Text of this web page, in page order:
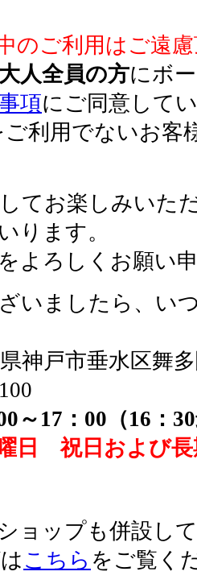
のご利用はご遠
人全員の方にボ
項にご同意して
ご利用でないお客
てお楽しみいた
ります。
よろしくお願い
いましたら、い
神戸市垂水区舞
～17：00（16：
日 祝日および長
ョップも併設し
こちら をご覧く